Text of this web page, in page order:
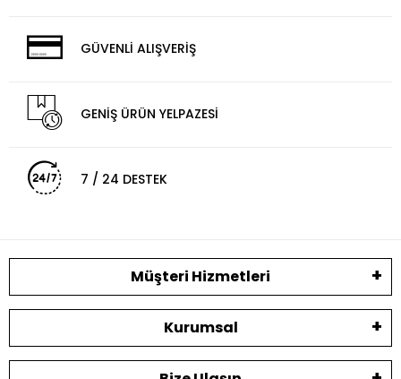
GÜVENLİ ALIŞVERİŞ
GENİŞ ÜRÜN YELPAZESİ
7 / 24 DESTEK
Müşteri Hizmetleri
Kurumsal